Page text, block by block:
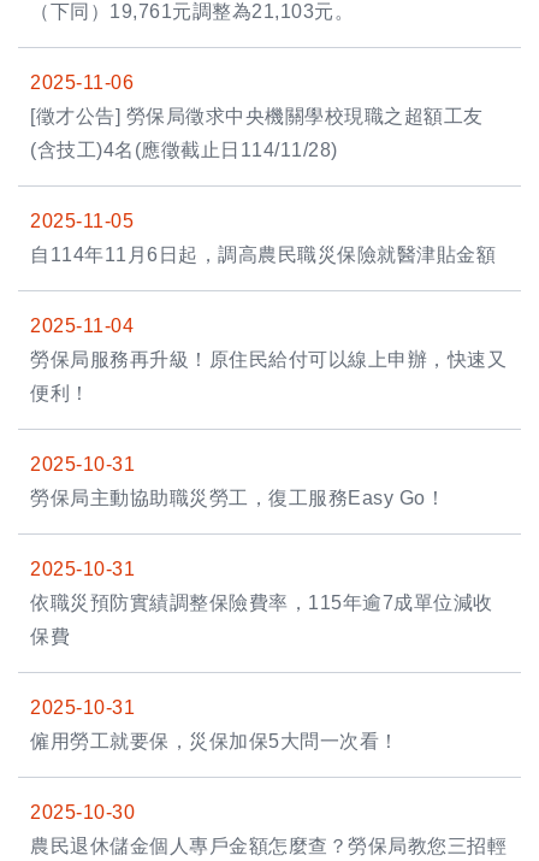
（下同）19,761元調整為21,103元。
2025-11-06
[徵才公告] 勞保局徵求中央機關學校現職之超額工友
(含技工)4名(應徵截止日114/11/28)
2025-11-05
自114年11月6日起，調高農民職災保險就醫津貼金額
2025-11-04
勞保局服務再升級！原住民給付可以線上申辦，快速又
便利！
2025-10-31
勞保局主動協助職災勞工，復工服務Easy Go！
2025-10-31
依職災預防實績調整保險費率，115年逾7成單位減收
保費
2025-10-31
僱用勞工就要保，災保加保5大問一次看！
2025-10-30
農民退休儲金個人專戶金額怎麼查？勞保局教您三招輕